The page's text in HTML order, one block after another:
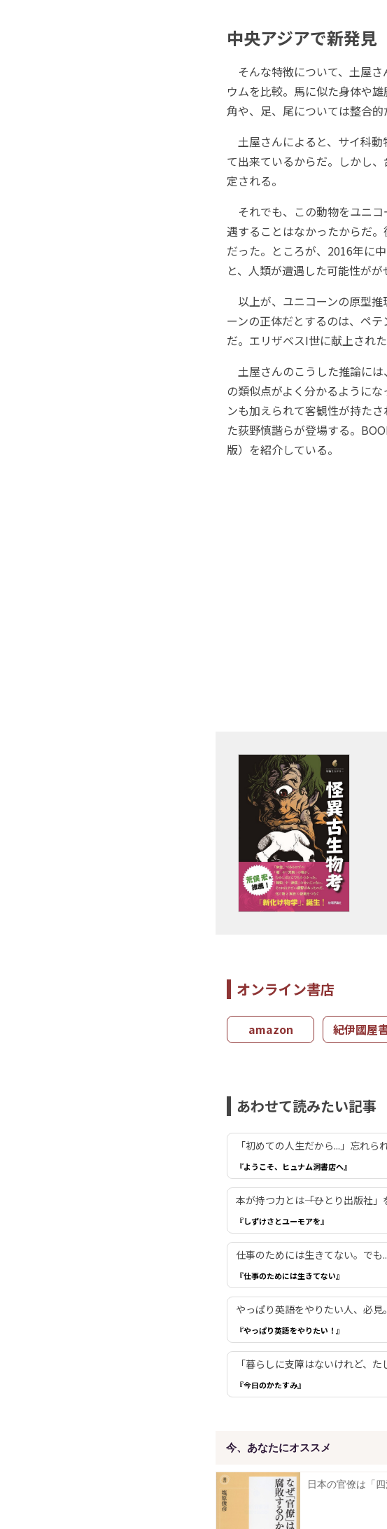
中央アジアで新発見
そんな特徴について、土屋さ
ウムを比較。馬に似た身体や
角や、足、尾については整合的
土屋さんによると、サイ科動
て出来ているからだ。しかし
定される。
それでも、この動物をユニ
遇することはなかったからだ
だった。ところが、2016年に
と、人類が遭遇した可能性がが
以上が、ユニコーンの原型
ーンの正体だとするのは、ペ
だ。エリザベスI世に献上され
土屋さんのこうした推論に
の類似点がよく分かるように
ンも加えられて客観性が持た
た荻野慎諧らが登場する。
版）を紹介している。
オンライン書店
amazon 紀伊國屋
あわせて読みたい記事
「初めての人生だから...」忘れら
『ようこそ、ヒュナム洞書店へ』
本が持つ力とは――「ひとり出版社
『しずけさとユーモアを』
仕事のためには生きてない。でも
『仕事のためには生きてない』
やっぱり英語をやりたい人、必
『やっぱり英語をやりたい！』
「暮らしに支障はないけれど、
『今日のかたすみ』
今、あなたにオススメ
日本の官僚は「